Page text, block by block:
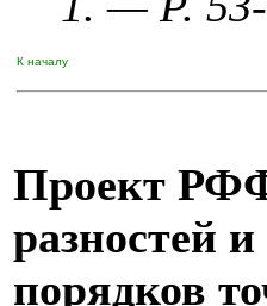
К началу
Проект
разностей
порядков